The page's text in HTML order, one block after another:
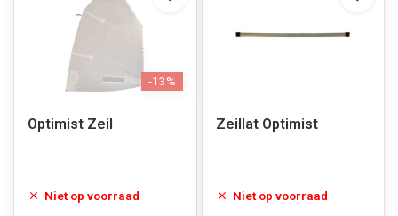
-13%
Optimist Zeil
Niet op voorraad
Zeillat Optimist
Niet op voorraad